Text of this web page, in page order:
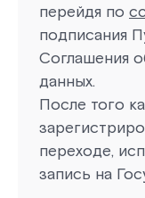
перейдя по
подписания
Соглашения
данных.
После того
переходе,
запись на